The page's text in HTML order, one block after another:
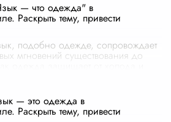
— что одежда" в
Раскрыть тему, привести
подобно одежде, сопровождает
мгновений существования до
— это одежда в
Раскрыть тему, привести